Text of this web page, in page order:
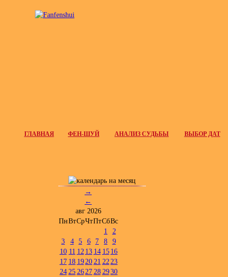
ГЛАВНАЯ ФЕН-ШУЙ АНАЛИЗ СУДЬБЫ ВЫБОР ДАТ
→
←
авг 2026
ПнВтСрЧтПтСбВс
1
2
3
4 5 6 7 8
9
10 11 12 13 14 15 16
17 18 1920 21 2223
24 25 2627 28 2930